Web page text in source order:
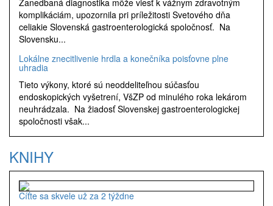
Zanedbaná diagnostika môže viesť k vážnym zdravotným
komplikáciám, upozornila pri príležitosti Svetového dňa
celiakie Slovenská gastroenterologická spoločnosť. Na
Slovensku...
Lokálne znecitlivenie hrdla a konečníka poisťovne plne
uhradia
Tieto výkony, ktoré sú neoddeliteľnou súčasťou
endoskopických vyšetrení, VšZP od minulého roka lekárom
neuhrádzala. Na žiadosť Slovenskej gastroenterologickej
spoločnosti však...
KNIHY
Cíťte sa skvele už za 2 týždne